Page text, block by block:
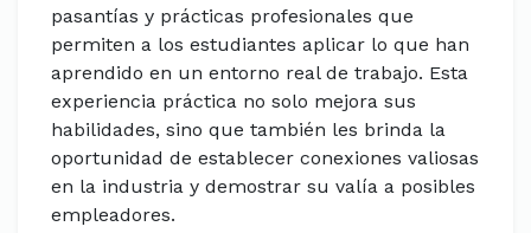
pasantías y prácticas profesionales que
permiten a los estudiantes aplicar lo que han
aprendido en un entorno real de trabajo. Esta
experiencia práctica no solo mejora sus
habilidades, sino que también les brinda la
oportunidad de establecer conexiones valiosas
en la industria y demostrar su valía a posibles
empleadores.